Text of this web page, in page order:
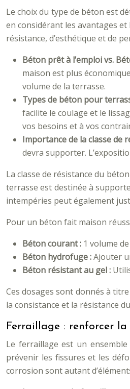
Le choix du type de béton est
en considérant les avantages
résistance, d’esthétique et de
Béton prêt à l’emploi vs.
maison est plus
volume de la terrasse.
Types de béton pour
facilite le coulage et le
vos besoins et à vos
Importance de la classe de
devra supporter.
La classe de résistance du
terrasse est destinée à
intempéries peut également
Pour un béton fait maison
Béton courant : 1 volume
Béton hydrofuge :Ajouter
Béton résistant au gel :
Ces dosages sont donnés à
la consistance et la résistance
Ferraillage : renforcer la
Le ferraillage est un
prévenir les fissures et les
corrosion sont autant